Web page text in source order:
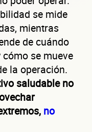
se mide
mientras
de cuándo
se mueve
la operación.
saludable no
no